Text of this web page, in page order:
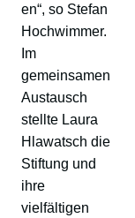
en“, so Stefan
Hochwimmer.
Im
gemeinsamen
Austausch
stellte Laura
Hlawatsch die
Stiftung und
ihre
vielfältigen